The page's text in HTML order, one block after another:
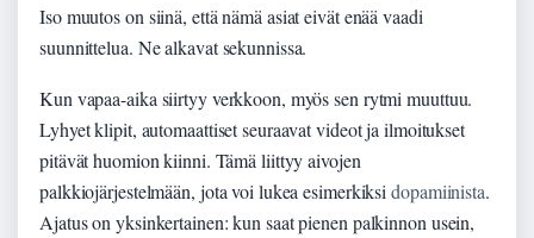
Iso muutos on siinä, että nämä asiat eivät enää vaadi
suunnittelua. Ne alkavat sekunnissa.
Kun vapaa-aika siirtyy verkkoon, myös sen rytmi muuttuu.
Lyhyet klipit, automaattiset seuraavat videot ja ilmoitukset
pitävät huomion kiinni. Tämä liittyy aivojen
palkkiojärjestelmään, jota voi lukea esimerkiksidopamiinista.
Ajatus on yksinkertainen: kun saat pienen palkinnon usein,